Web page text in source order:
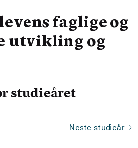
faglige og
utvikling og
studieåret
Neste studieår